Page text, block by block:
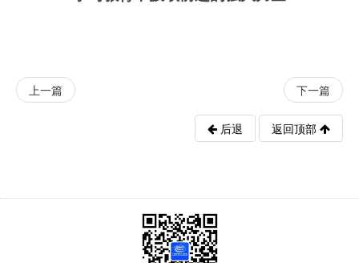
上一篇 下一篇
后退 返回顶部